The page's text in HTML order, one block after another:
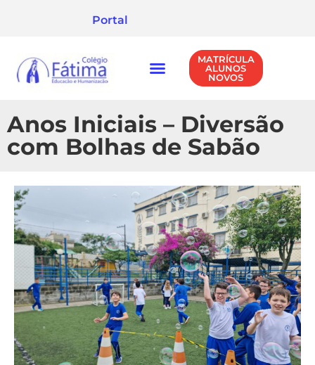
Portal
MATRÍCULA
ALUNOS
NOVOS
Anos Iniciais – Diversão
com Bolhas de Sabão